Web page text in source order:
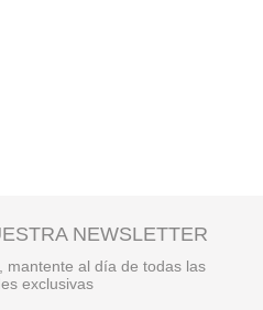
NEWSLETTER
mantente al día de todas las
exclusivas